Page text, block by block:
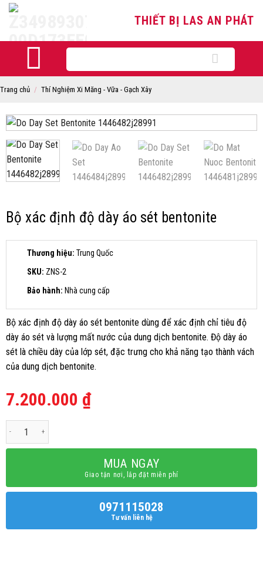
Skip
THIẾT BỊ LAS AN PHÁT
kiếm:
Trang chủ / Thí Nghiệm Xi Măng - Vữa - Gạch Xây
Bộ xác định độ dày áo sét bentonite
Thương hiệu: Trung Quốc
SKU: ZNS-2
Bảo hành: Nhà cung cấp
Bộ xác định độ dày áo sét bentonite dùng để xác định chỉ tiêu độ
dày áo sét và lượng mất nước của dung dịch bentonite. Độ dày áo
sét là chiều dày của lớp sét, đặc trưng cho khả năng tạo thành vách
của dung dịch bentonite.
7.200.000 ₫
Bộ xác định độ dày áo sét bentonite số lượng
MUA NGAY
Giao tận nơi, lắp đặt miễn phí
0971115028
Tư vấn liên hệ